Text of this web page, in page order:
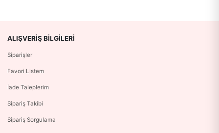
ALIŞVERIŞ BILGILERI
Siparişler
Favori Listem
İade Taleplerim
Sipariş Takibi
Sipariş Sorgulama